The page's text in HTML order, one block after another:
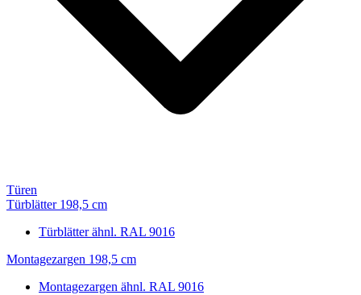
Türen
Türblätter 198,5 cm
Türblätter ähnl. RAL 9016
Montagezargen 198,5 cm
Montagezargen ähnl. RAL 9016